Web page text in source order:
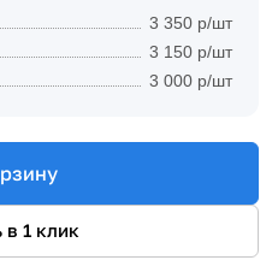
3 350 р/шт
3 150 р/шт
3 000 р/шт
в 1 клик